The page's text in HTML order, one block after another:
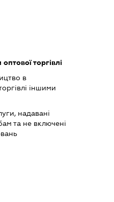
торгівлі
в
іншими
надавані
та не включені